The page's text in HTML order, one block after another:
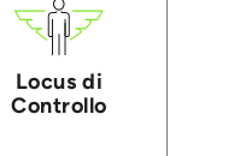
Locus di
Controllo